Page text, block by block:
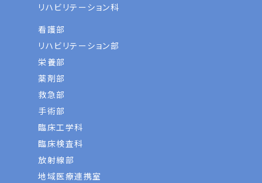
リハビリテーション科
看護部
リハビリテーション部
栄養部
薬剤部
救急部
手術部
臨床工学科
臨床検査科
放射線部
地域医療連携室